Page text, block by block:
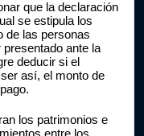
que la declaración
se estipula los
de las personas
ante la
deducir si el
así, el monto de
los patrimonios e